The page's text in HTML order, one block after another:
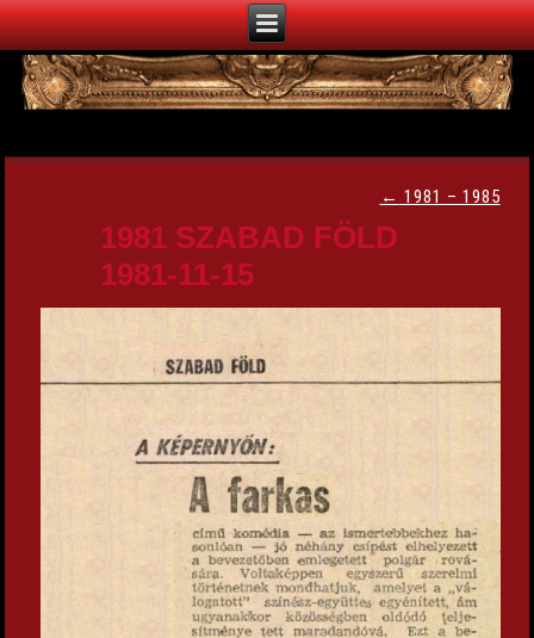
← 1981 – 1985
1981 SZABAD FÖLD
1981-11-15